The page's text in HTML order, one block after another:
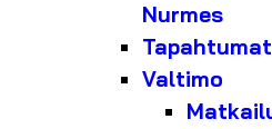
Nurmes
Tapahtumat
Valtimo